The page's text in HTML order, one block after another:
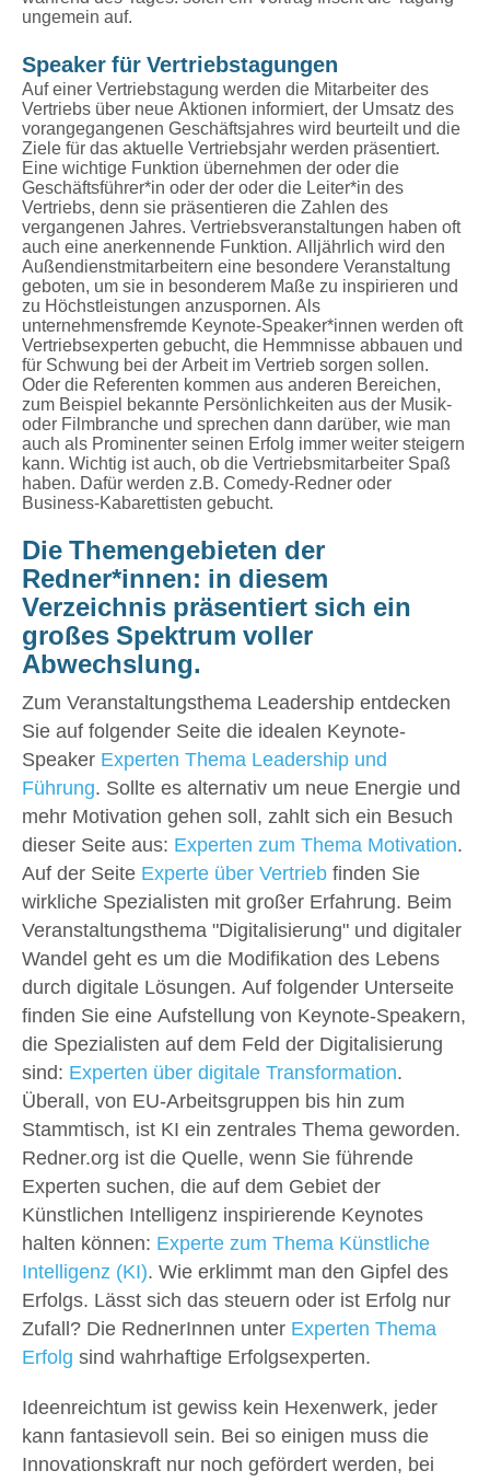
ungemein auf.
Speaker für Vertriebstagungen
Auf einer Vertriebstagung werden die Mitarbeiter des
Vertriebs über neue Aktionen informiert, der Umsatz des
vorangegangenen Geschäftsjahres wird beurteilt und die
Ziele für das aktuelle Vertriebsjahr werden präsentiert.
Eine wichtige Funktion übernehmen der oder die
Geschäftsführer*in oder der oder die Leiter*in des
Vertriebs, denn sie präsentieren die Zahlen des
vergangenen Jahres. Vertriebsveranstaltungen haben oft
auch eine anerkennende Funktion. Alljährlich wird den
Außendienstmitarbeitern eine besondere Veranstaltung
geboten, um sie in besonderem Maße zu inspirieren und
zu Höchstleistungen anzuspornen. Als
unternehmensfremde Keynote-Speaker*innen werden oft
Vertriebsexperten gebucht, die Hemmnisse abbauen und
für Schwung bei der Arbeit im Vertrieb sorgen sollen.
Oder die Referenten kommen aus anderen Bereichen,
zum Beispiel bekannte Persönlichkeiten aus der Musik-
oder Filmbranche und sprechen dann darüber, wie man
auch als Prominenter seinen Erfolg immer weiter steigern
kann. Wichtig ist auch, ob die Vertriebsmitarbeiter Spaß
haben. Dafür werden z.B. Comedy-Redner oder
Business-Kabarettisten gebucht.
Die Themengebieten der
Redner*innen: in diesem
Verzeichnis präsentiert sich ein
großes Spektrum voller
Abwechslung.
Zum Veranstaltungsthema Leadership entdecken
Sie auf folgender Seite die idealen Keynote-
Speaker Experten Thema Leadership und
Führung. Sollte es alternativ um neue Energie und
mehr Motivation gehen soll, zahlt sich ein Besuch
dieser Seite aus: Experten zum Thema Motivation.
Auf der Seite Experte über Vertrieb finden Sie
wirkliche Spezialisten mit großer Erfahrung. Beim
Veranstaltungsthema "Digitalisierung" und digitaler
Wandel geht es um die Modifikation des Lebens
durch digitale Lösungen. Auf folgender Unterseite
finden Sie eine Aufstellung von Keynote-Speakern,
die Spezialisten auf dem Feld der Digitalisierung
sind: Experten über digitale Transformation.
Überall, von EU-Arbeitsgruppen bis hin zum
Stammtisch, ist KI ein zentrales Thema geworden.
Redner.org ist die Quelle, wenn Sie führende
Experten suchen, die auf dem Gebiet der
Künstlichen Intelligenz inspirierende Keynotes
halten können: Experte zum Thema Künstliche
Intelligenz (KI). Wie erklimmt man den Gipfel des
Erfolgs. Lässt sich das steuern oder ist Erfolg nur
Zufall? Die RednerInnen unter Experten Thema
Erfolg sind wahrhaftige Erfolgsexperten.
Ideenreichtum ist gewiss kein Hexenwerk, jeder
kann fantasievoll sein. Bei so einigen muss die
Innovationskraft nur noch gefördert werden, bei